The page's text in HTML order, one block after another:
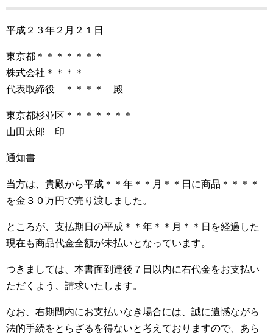
平成２３年２月２１日
東京都＊＊＊＊＊＊＊
株式会社＊＊＊＊
代表取締役 ＊＊＊＊ 殿
東京都杉並区＊＊＊＊＊＊＊
山田太郎 印
通知書
当方は、貴殿から平成＊＊年＊＊月＊＊日に商品＊＊＊＊
を金３０万円で売り渡しました。
ところが、支払期日の平成＊＊年＊＊月＊＊日を経過した
現在も商品代金全額が未払いとなっています。
つきましては、本書面到達後７日以内に右代金をお支払い
ただくよう、請求いたします。
なお、右期間内にお支払いなき場合には、誠に遺憾ながら
法的手続をとらざるを得ないと考えておりますので、あら